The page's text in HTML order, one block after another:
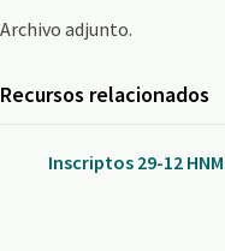
Archivo adjunto.
Recursos relacionados
Inscriptos 29-12